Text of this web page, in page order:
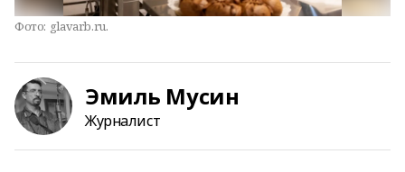
Фото: glavarb.ru.
Эмиль Мусин
Журналист